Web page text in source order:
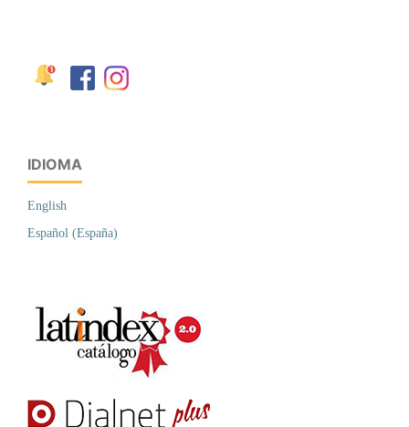
IDIOMA
English
Español (España)